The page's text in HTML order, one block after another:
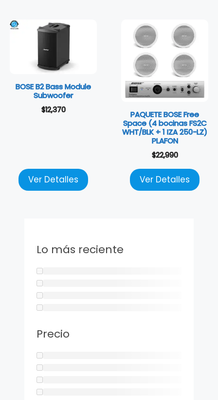
BOSE B2 Bass Module
Subwoofer
$12,370
Ver Detalles
PAQUETE BOSE Free
Space (4 bocinas FS2C
WHT/BLK + 1 IZA 250-LZ)
PLAFON
$22,990
Ver Detalles
Lo más reciente
Precio